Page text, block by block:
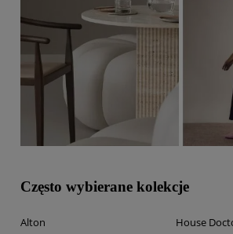
Często wybierane kolekcje
Alton
House